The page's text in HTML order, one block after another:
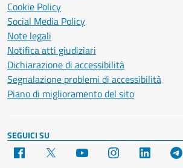
Cookie Policy
Social Media Policy
Note legali
Notifica atti giudiziari
Dichiarazione di accessibilità
Segnalazione problemi di accessibilità
Piano di miglioramento del sito
SEGUICI SU
Facebook YouTube Instagram LinkedIn